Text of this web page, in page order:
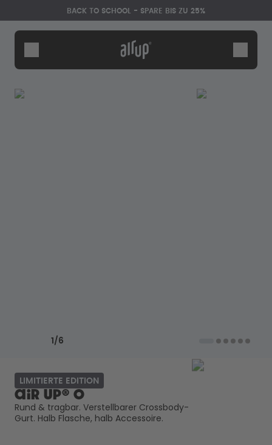
Zum Hauptinhalt springen
Erklärung zur BarrierefreiheitBACK TO SCHOOL - SPARE BIS ZU 25%
Flaschen
Duft-Pods
Hilfe & FAQ
1 /6
LIMITIERTE EDITION
air up® O
Rund & tragbar. Verstellbarer Crossbody-
Gurt. Halb Flasche, halb Accessoire.